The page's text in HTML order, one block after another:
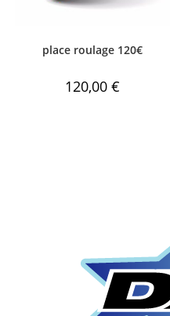
place roulage 120€
120,00€